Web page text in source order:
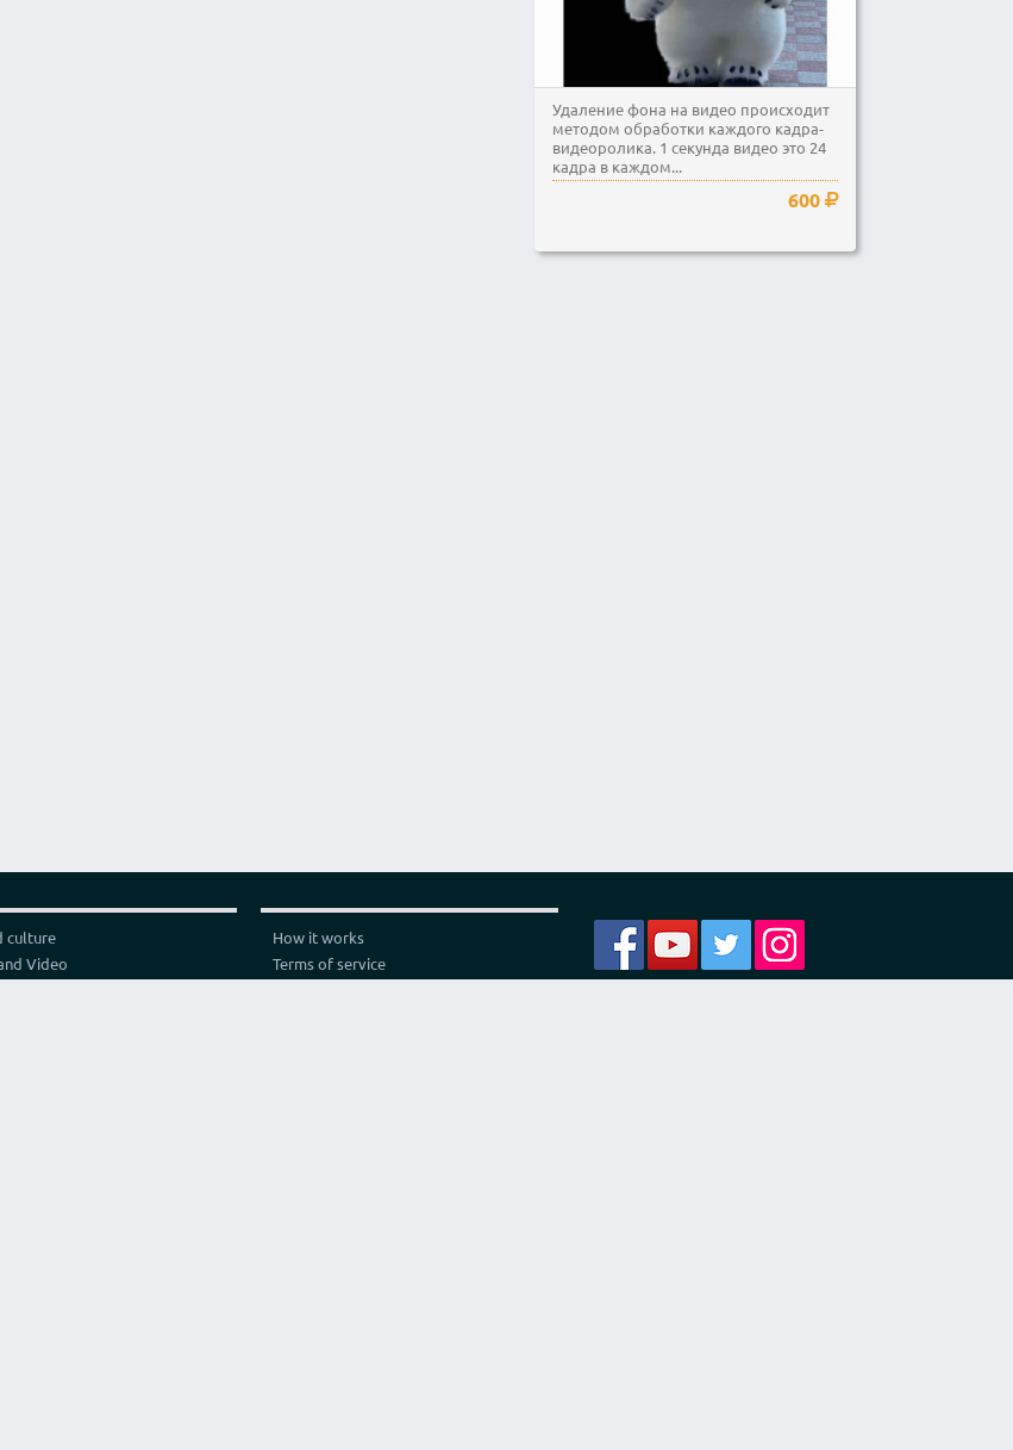
Удаление фона на видео происходит
методом обработки каждого кадра-
видеоролика. 1 секунда видео это 24
кадра в каждом...
600
How it works
Terms of service
culture
Video